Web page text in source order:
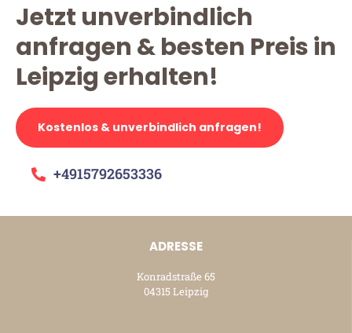
Jetzt unverbindlich
anfragen & besten Preis in
Leipzig erhalten!
Kostenlos & unverbindlich anfragen!
+4915792653336
ADRESSE
Konradstraße 65
04315 Leipzig